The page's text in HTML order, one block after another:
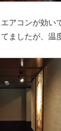
アコンが効い
ましたが、温